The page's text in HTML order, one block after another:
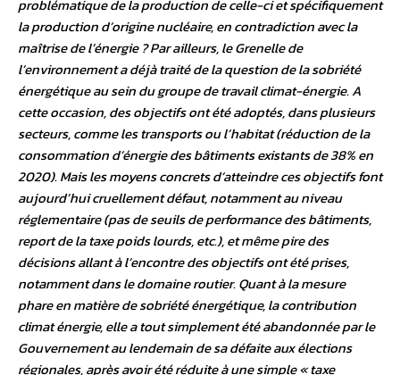
problématique de la production de celle-ci et spécifiquement
la production d’origine nucléaire, en contradiction avec la
maîtrise de l’énergie ? Par ailleurs, le Grenelle de
l’environnement a déjà traité de la question de la sobriété
énergétique au sein du groupe de travail climat-énergie. A
cette occasion, des objectifs ont été adoptés, dans plusieurs
secteurs, comme les transports ou l’habitat (réduction de la
consommation d’énergie des bâtiments existants de 38% en
2020). Mais les moyens concrets d’atteindre ces objectifs font
aujourd’hui cruellement défaut, notamment au niveau
réglementaire (pas de seuils de performance des bâtiments,
report de la taxe poids lourds, etc.), et même pire des
décisions allant à l’encontre des objectifs ont été prises,
notamment dans le domaine routier. Quant à la mesure
phare en matière de sobriété énergétique, la contribution
climat énergie, elle a tout simplement été abandonnée par le
Gouvernement au lendemain de sa défaite aux élections
régionales, après avoir été réduite à une simple « taxe